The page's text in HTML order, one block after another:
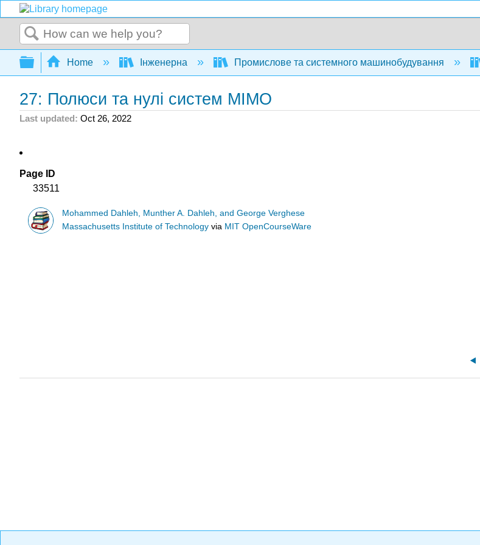
Search
Expand/collapse global hierarchy
Home Інженерна Промислове та системного машинобудування
27: Полюси та нулі систем MIMO
Last updated Oct 26, 2022
Page ID
33511
Mohammed Dahleh, Munther A. Dahleh, and George Verghese
Massachusetts Institute of Technologyvia MIT OpenCourseWare